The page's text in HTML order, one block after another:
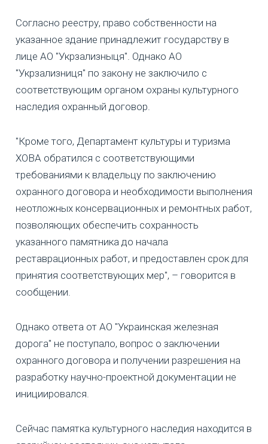
Согласно реестру, право собственности на
указанное здание принадлежит государству в
лице АО "Укрзализныця". Однако АО
"Укрзализниця" по закону не заключило с
соответствующим органом охраны культурного
наследия охранный договор.
"Кроме того, Департамент культуры и туризма
ХОВА обратился с соответствующими
требованиями к владельцу по заключению
охранного договора и необходимости выполнения
неотложных консервационных и ремонтных работ,
позволяющих обеспечить сохранность
указанного памятника до начала
реставрационных работ, и предоставлен срок для
принятия соответствующих мер", – говорится в
сообщении.
Однако ответа от АО "Украинская железная
дорога" не поступало, вопрос о заключении
охранного договора и получении разрешения на
разработку научно-проектной документации не
инициировался.
Сейчас памятка культурного наследия находится в